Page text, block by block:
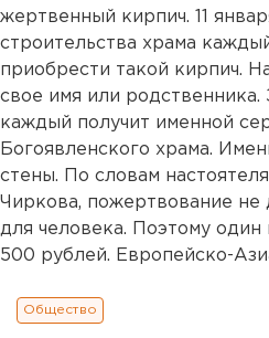
жертвенный кирпич. 11
строительства храма
приобрести такой кирпич.
свое имя или родственника.
каждый получит именной
Богоявленского храма.
стены. По словам
Чиркова, пожертвование
для человека. Поэтому один
500 рублей. Европейско-
Общество